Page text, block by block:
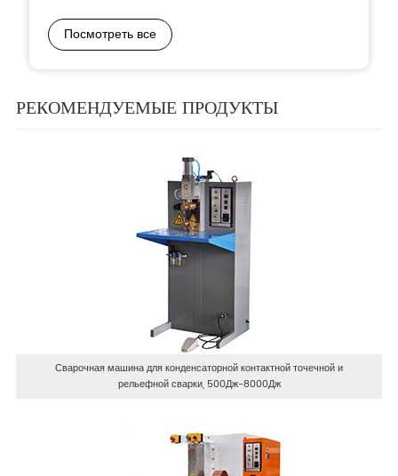
Посмотреть все
РЕКОМЕНДУЕМЫЕ ПРОДУКТЫ
Сварочная машина для конденсаторной контактной точечной и
рельефной сварки, 500Дж-8000Дж